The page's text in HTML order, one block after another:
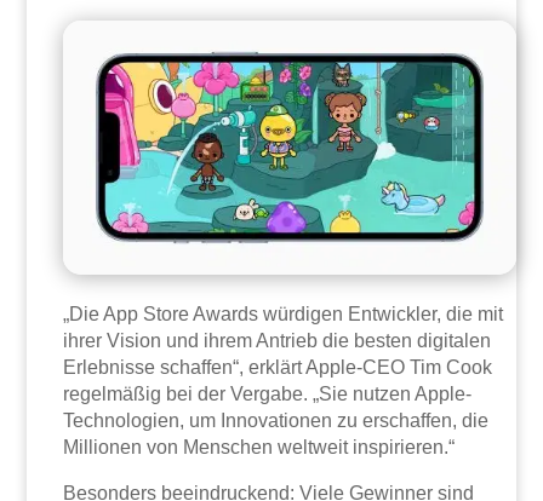
„Die App Store Awards würdigen Entwickler, die mit
ihrer Vision und ihrem Antrieb die besten digitalen
Erlebnisse schaffen“, erklärt Apple-CEO Tim Cook
regelmäßig bei der Vergabe. „Sie nutzen Apple-
Technologien, um Innovationen zu erschaffen, die
Millionen von Menschen weltweit inspirieren.“
Besonders beeindruckend: Viele Gewinner sind